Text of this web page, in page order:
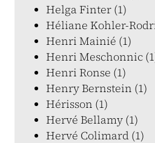
Helga Finter (1)
Héliane Kohler-
Henri Mainié (1)
Henri Meschonnic
Henri Ronse (1)
Henry Bernstein (1)
Hérisson (1)
Hervé Bellamy (1)
Hervé Colimard (1)